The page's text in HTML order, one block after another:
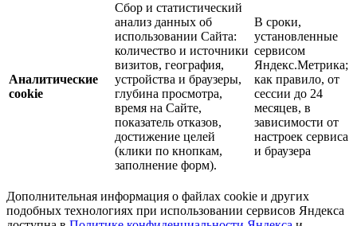
Аналитические
cookie
Сбор и статистический
анализ данных об
использовании Сайта:
количество и источники
визитов, география,
устройства и браузеры,
глубина просмотра,
время на Сайте,
показатель отказов,
достижение целей
(клики по кнопкам,
заполнение форм).
В сроки,
установленные
сервисом
Яндекс.Метрика;
как правило, от
сессии до 24
месяцев, в
зависимости от
настроек сервиса
и браузера
Дополнительная информация о файлах cookie и других
подобных технологиях при использовании сервисов Яндекса